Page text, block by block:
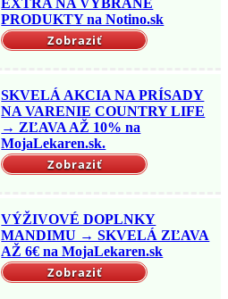
PRODUKTY na Notino.sk
Zobraziť
SKVELÁ AKCIA NA PRÍSADY
NA VARENIE COUNTRY LIFE
→ ZĽAVA AŽ 10% na
MojaLekaren.sk.
Zobraziť
VÝŽIVOVÉ DOPLNKY
MANDIMU → SKVELÁ ZĽAVA
AŽ 6€ na MojaLekaren.sk
Zobraziť